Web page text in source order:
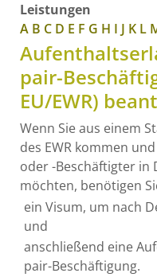
Leistungen
A B C D E F G H I J K L
pair-
EU/EWR)
Wenn Sie aus einem
des EWR kommen
oder -Beschäftigter in
möchten, benötigen
ein Visum, um nach
und
anschließend eine
pair-Beschäftigung.